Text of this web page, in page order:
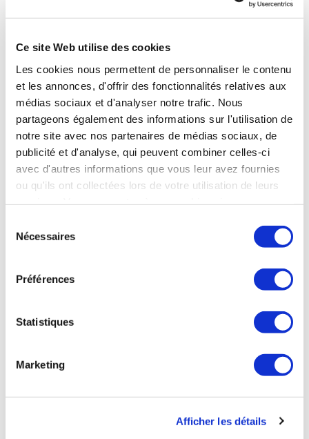
Ce site Web utilise des cookies
Les cookies nous permettent de personnaliser le contenu
et les annonces, d'offrir des fonctionnalités relatives aux
médias sociaux et d'analyser notre trafic. Nous
partageons également des informations sur l'utilisation de
notre site avec nos partenaires de médias sociaux, de
publicité et d'analyse, qui peuvent combiner celles-ci
avec d'autres informations que vous leur avez fournies
ou qu'ils ont collectées lors de votre utilisation de leurs
Nécessaires
Préférences
Statistiques
Marketing
Afficher les détails
Téléphone : 01 55 25 58 60
site web : www.partiesprenantes.com
Nom : Ipanema
Adresse : 52 Boulevard Malesherbes, 75008 Paris
Mail :
LIENS
d'autres sources Internet. Dans la mesure où le CNETh ne